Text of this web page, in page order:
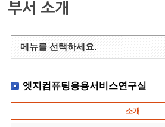
부서 소개
메뉴를 선택하세요.
엣지컴퓨팅응용서비스연구실
소개